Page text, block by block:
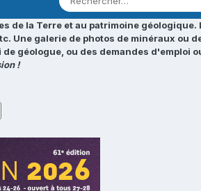
de la Terre et au patrimoine
galerie de photos de minéraux ou
géologue, ou des demandes d'emploi
!